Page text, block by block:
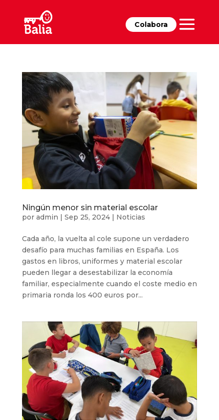
Colabora
Ningún menor sin material escolar
por admin | Sep 25, 2024| Noticias
Cada año, la vuelta al cole supone un verdadero
desafío para muchas familias en España. Los
gastos en libros, uniformes y material escolar
pueden llegar a desestabilizar la economía
familiar, especialmente cuando el coste medio en
primaria ronda los 400 euros por...